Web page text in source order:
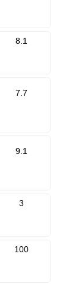
8.1
7.7
9.1
3
100